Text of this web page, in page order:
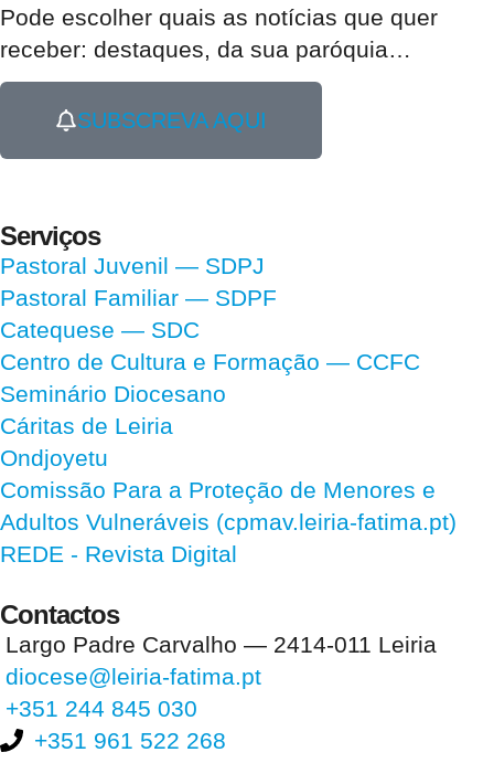
Pode escolher quais as notícias que quer
receber: destaques, da sua paróquia…
SUBSCREVA AQUI
Serviços
Pastoral Juvenil — SDPJ
Pastoral Familiar — SDPF
Catequese — SDC
Centro de Cultura e Formação — CCFC
Seminário Diocesano
Cáritas de Leiria
Ondjoyetu
Comissão Para a Proteção de Menores e
Adultos Vulneráveis (cpmav.leiria-fatima.pt)
REDE - Revista Digital
Contactos
Largo Padre Carvalho — 2414-011 Leiria
diocese@leiria-fatima.pt
+351 244 845 030
+351 961 522 268